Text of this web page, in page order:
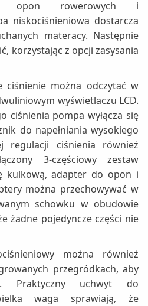
opon rowerowych i
niskociśnieniowa dostarcza
materacy. Następnie
korzystając z opcji zasysania
ciśnienie można odczytać w
wyświetlaczu LCD.
ciśnienia pompa wyłącza się
do napełniania wysokiego
regulacji ciśnienia również
3-częściowy zestaw
kulkową, adapter do opon i
można przechowywać w
schowku w obudowie
żadne pojedyncze części nie
można również
przegródkach, aby
Praktyczny uchwyt do
waga sprawiają, że